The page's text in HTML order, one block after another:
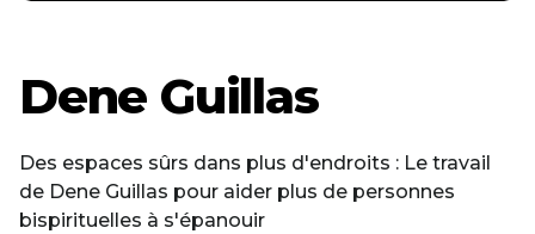
Dene Guillas
Des espaces sûrs dans plus d'endroits : Le travail
de Dene Guillas pour aider plus de personnes
bispirituelles à s'épanouir